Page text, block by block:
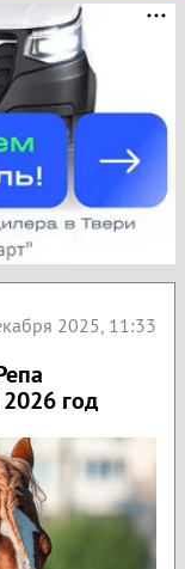
2025, 11:33
год